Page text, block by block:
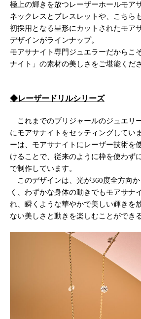
極上の輝きを放つレーザーホールモア
ネックレスとブレスレットや、こちら
初採用となる星形にカットされたモア
デザインがラインナップ。
モアサナイト専門ジュエラーだからこ
ナイト」の素材の美しさをご堪能くださ
◆レーザードリルシリーズ
これまでのブリジャールのジュエリ
にモアサナイトをセッティングしてい
ーは、モアサナイトにレーザー技術を
けることで、従来のように枠を使わず
で制作しています。
このデザインは、光が360度全方向
く、わずかな身体の動きでもモアサナ
れ、瞬くような華やかで美しい輝きを
ない美しさと動きを楽しむことができ